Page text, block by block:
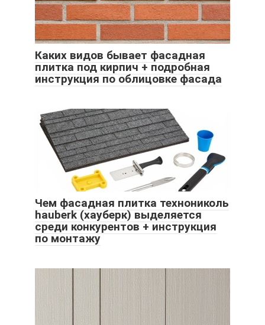
Каких видов бывает фасадная
плитка под кирпич + подробная
инструкция по облицовке фасада
Чем фасадная плитка технониколь
hauberk (хауберк) выделяется
среди конкурентов + инструкция
по монтажу